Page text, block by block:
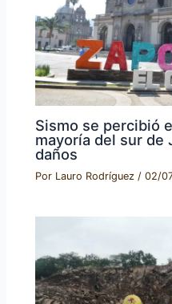
Sismo se percibió
mayoría del sur de
daños
Por Lauro Rodríguez/02/